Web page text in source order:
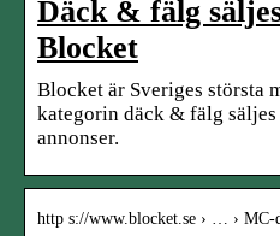
Däck & fälg
Blocket
Blocket är Sveriges största
kategorin däck & fälg
annonser.
http s://www.blocket.se › … ›